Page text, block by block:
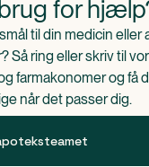
for
til din medicin eller
Så ring eller skriv til
farmakonomer og få
når det passer dig.